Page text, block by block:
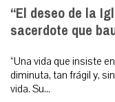
“El deseo de la
sacerdote que
“Una vida que insiste
diminuta, tan frágil y,
vida. Su...